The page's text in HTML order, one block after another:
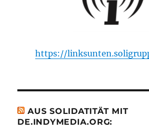
https://
AUS SOLIDATITÄT MIT
DE.INDYMEDIA.ORG: